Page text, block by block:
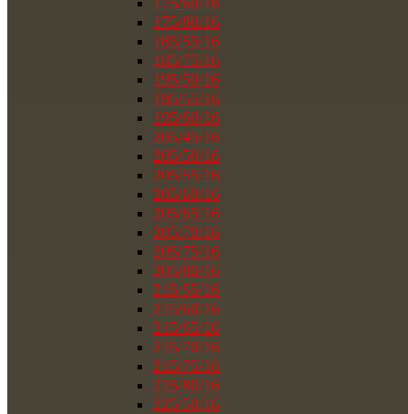
175/80/16
185/55/16
185/75/16
195/50/16
195/55/16
195/60/16
205/45/16
205/50/16
205/55/16
205/60/16
205/65/16
205/70/16
205/75/16
205/80/16
215/55/16
215/60/16
215/65/16
215/70/16
215/75/16
215/80/16
225/50/16